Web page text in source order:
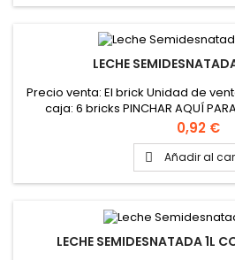
LECHE
Precio venta: El brick Unidad de
caja: 6 bricks PINCHAR AQUÍ
Precio
0,92 €
 Añadir al
LECHE SEMIDESNATADA 1L